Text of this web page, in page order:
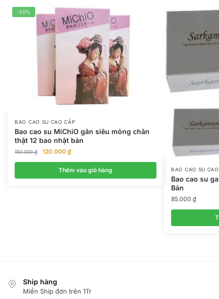
-20%
BAO CAO SU CAO CẤP
Bao cao su MiChiO gân siêu mỏng chân
thật 12 bao nhật bản
150.000₫
Giá
gốc
150.000 ₫.
120.000 ₫Giá
hiện
tại
là:
Thêm vào giỏ hàng BAO CAO SU
Bao cao su
Bản
85.000 ₫
Ship hàng
Miển Ship đơn trên 1Tr